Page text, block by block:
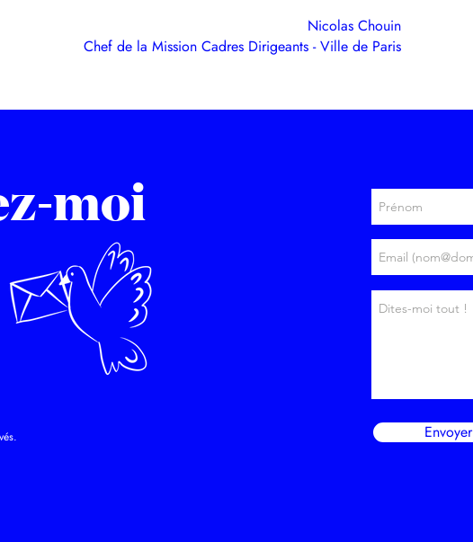
Nicolas Chouin
Chef de la Mission Cadres Dirigeants - Ville de Paris
moi
Envoyer